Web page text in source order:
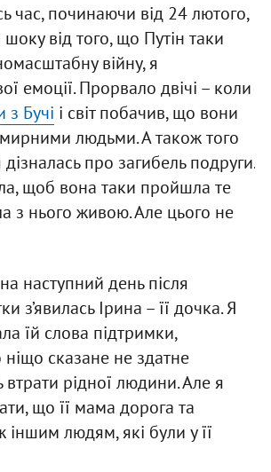
час, починаючи від 24 лютого,
від того, що Путін таки
війну, я
емоції. Прорвало двічі – коли
з Бучі і світ побачив, що вони
людьми. А також того
про загибель подруги.
щоб вона таки пройшла те
з нього живою. Але цього не
наступний день після
з’явилась Ірина – її дочка. Я
їй слова підтримки,
сказане не здатне
втрати рідної людини. Але я
що її мама дорога та
людям, які були у її